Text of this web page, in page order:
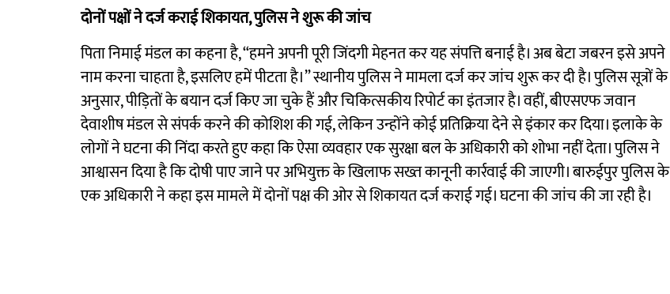
दोनों पक्षों ने दर्ज कराई शिकायत, पुलिस ने शुरू की जांच
पिता निमाई मंडल का कहना है, “हमने अपनी पूरी जिंदगी मेहनत कर यह संपत्ति बनाई है। अब बेटा जबरन इसे अपने
नाम करना चाहता है, इसलिए हमें पीटता है।” स्थानीय पुलिस ने मामला दर्ज कर जांच शुरू कर दी है। पुलिस सूत्रों के
अनुसार, पीड़ितों के बयान दर्ज किए जा चुके हैं और चिकित्सकीय रिपोर्ट का इंतजार है। वहीं, बीएसएफ जवान
देवाशीष मंडल से संपर्क करने की कोशिश की गई, लेकिन उन्होंने कोई प्रतिक्रिया देने से इंकार कर दिया। इलाके के
लोगों ने घटना की निंदा करते हुए कहा कि ऐसा व्यवहार एक सुरक्षा बल के अधिकारी को शोभा नहीं देता। पुलिस ने
आश्वासन दिया है कि दोषी पाए जाने पर अभियुक्त के खिलाफ सख्त कानूनी कार्रवाई की जाएगी। बारुईपुर पुलिस के
एक अधिकारी ने कहा इस मामले में दोनों पक्ष की ओर से श‌िकायत दर्ज कराई गई। घटना की जांच की जा रही है।